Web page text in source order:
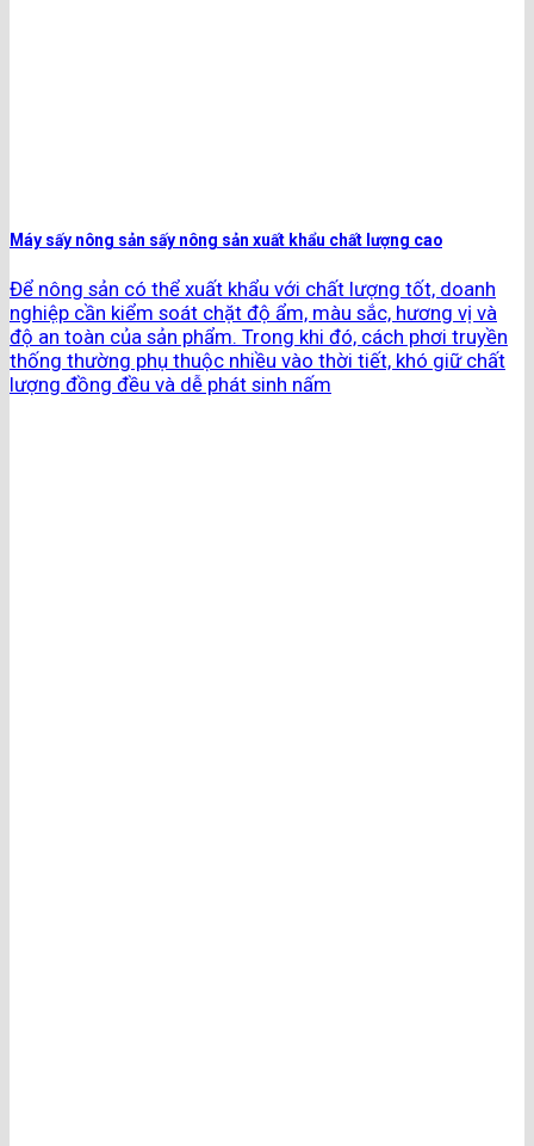
Máy sấy nông sản sấy nông sản xuất khẩu chất lượng cao
Để nông sản có thể xuất khẩu với chất lượng tốt, doanh
nghiệp cần kiểm soát chặt độ ẩm, màu sắc, hương vị và
độ an toàn của sản phẩm. Trong khi đó, cách phơi truyền
thống thường phụ thuộc nhiều vào thời tiết, khó giữ chất
lượng đồng đều và dễ phát sinh nấm